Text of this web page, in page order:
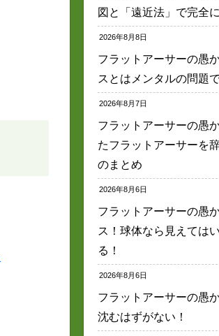
図と「遠近法」で完全
2026年8月8日
フラットアーサーの愚
スとはメンタルの問題
2026年8月7日
フラットアーサーの愚
たフラットアーサーを
のまとめ
2026年8月6日
フラットアーサーの愚
ス！球体なら見えては
る！
2026年8月6日
フラットアーサーの愚
沈むはずがない！